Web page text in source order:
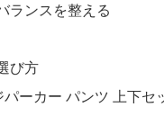
ランスを整える
び方
ーカー パンツ 上下セ